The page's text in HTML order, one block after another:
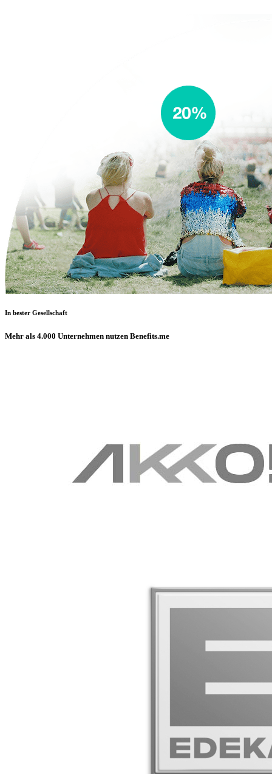
In bester Gesellschaft
Mehr als 4.000 Unternehmen nutzen Benefits.me